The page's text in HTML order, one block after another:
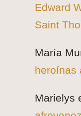
Edward
Saint
María
heroínas
Marielys